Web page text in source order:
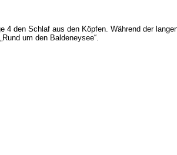
den Schlaf aus den Köpfen. Während der
um den Baldeneysee“.